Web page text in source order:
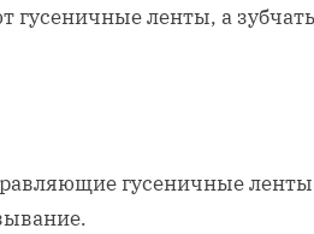
ленты, а
гусеничные